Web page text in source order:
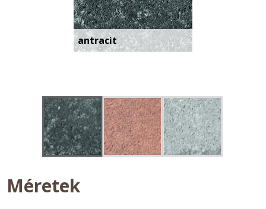
antracit
Méretek